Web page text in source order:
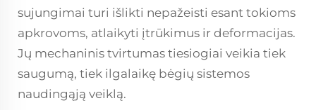
sujungimai turi išlikti nepažeisti esant tokioms
apkrovoms, atlaikyti įtrūkimus ir deformacijas.
Jų mechaninis tvirtumas tiesiogiai veikia tiek
saugumą, tiek ilgalaikę bėgių sistemos
naudingąją veiklą.